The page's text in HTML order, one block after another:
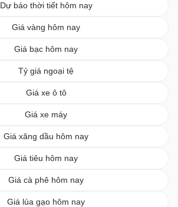
Dự báo thời tiết hôm nay
Giá vàng hôm nay
Giá bạc hôm nay
Tỷ giá ngoại tệ
Giá xe ô tô
Giá xe máy
Giá xăng dầu hôm nay
Giá tiêu hôm nay
Giá cà phê hôm nay
Giá lúa gạo hôm nay